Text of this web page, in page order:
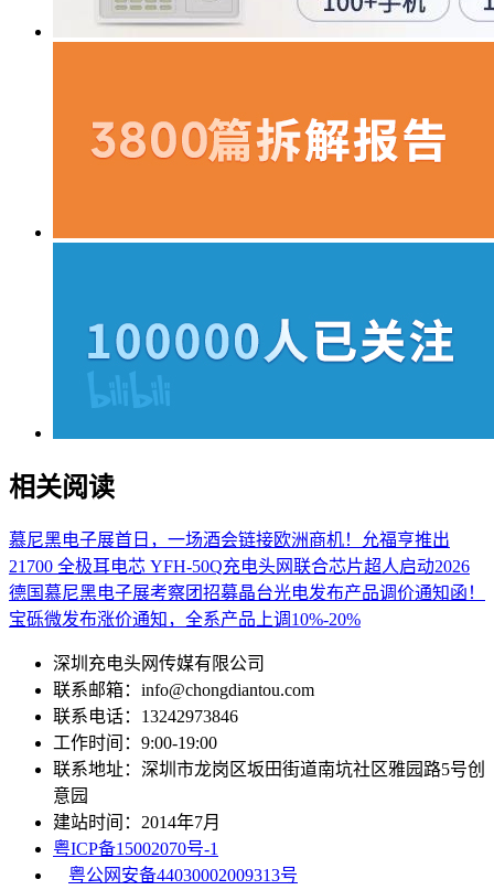
相关阅读
慕尼黑电子展首日，一场酒会链接欧洲商机！
允福亨推出
21700 全极耳电芯 YFH-50Q充电头网联合芯片超人启动2026
德国慕尼黑电子展考察团招募晶台光电发布产品调价通知函！
宝砾微发布涨价通知，全系产品上调10%-20%
深圳充电头网传媒有限公司
联系邮箱：info@chongdiantou.com
联系电话：13242973846
工作时间：9:00-19:00
联系地址：深圳市龙岗区坂田街道南坑社区雅园路5号创
意园
建站时间：2014年7月
粤ICP备15002070号-1
粤公网安备44030002009313号